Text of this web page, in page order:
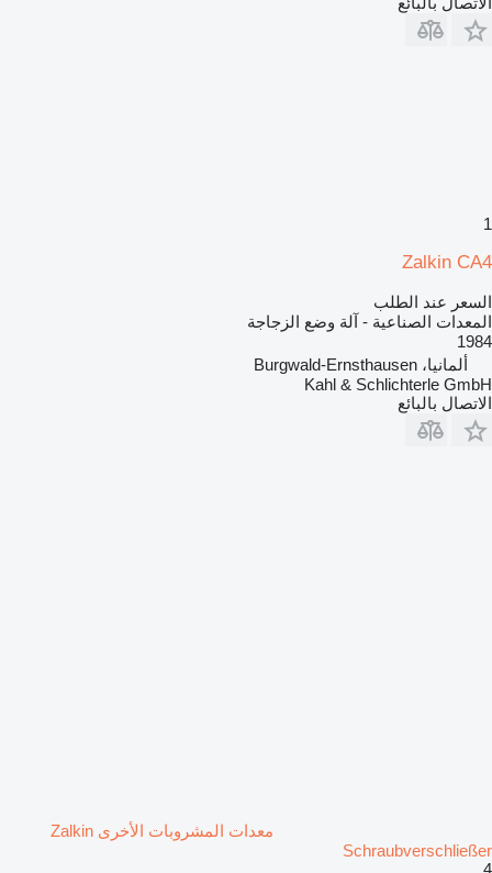
1
Zalkin CA4
السعر عند الطلب
المعدات الصناعية - آلة وضع الزجاجة
1984
ألمانيا، Burgwald-Ernsthausen
Kahl & Schlichterle GmbH
الاتصال بالبائع
معدات المشروبات الأخرى Zalkin
Schraubverschließer
4